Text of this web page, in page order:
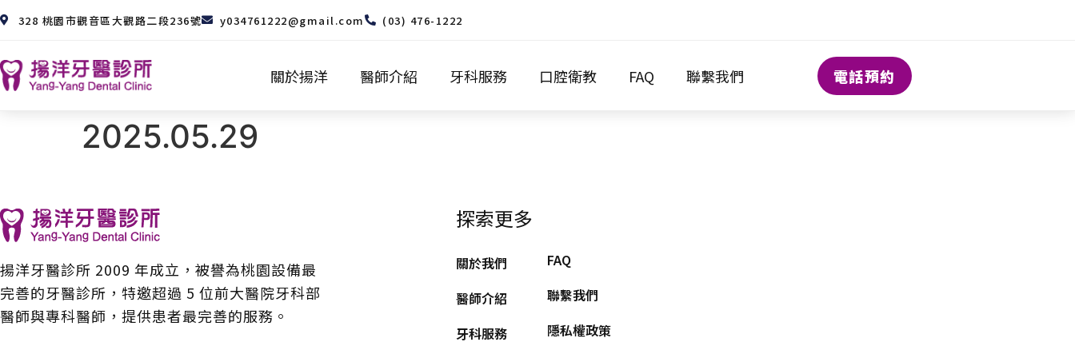
328 桃園市觀音區大觀路二段236號 y034761222@gmail.com (03) 476-1222
關於揚洋 醫師介紹 牙科服務 口腔衛教 FAQ 聯繫我們 電話預約
2025.05.29
揚洋牙醫診所 2009 年成立，被譽為桃園設備最
完善的牙醫診所，特邀超過 5 位前大醫院牙科部
醫師與專科醫師，提供患者最完善的服務。
探索更多
關於我們
醫師介紹
牙科服務
FAQ
聯繫我們
隱私權政策